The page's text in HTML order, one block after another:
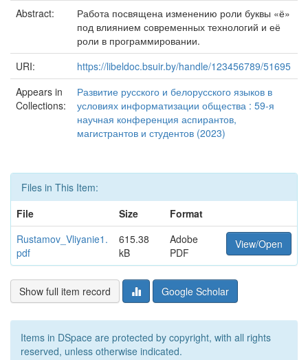
Abstract:
Работа посвящена изменению роли буквы «ё»
под влиянием современных технологий и её
роли в программировании.
URI:
https://libeldoc.bsuir.by/handle/123456789/51695
Appears in
Collections:
Развитие русского и белорусского языков в
условиях информатизации общества : 59-я
научная конференция аспирантов,
магистрантов и студентов (2023)
Files in This Item:
File
Size
Format
Rustamov_Vliyanie1.
pdf
615.38
kB
Adobe
PDF
View/Open
Show full item record Google Scholar
Items in DSpace are protected by copyright, with all rights
reserved, unless otherwise indicated.